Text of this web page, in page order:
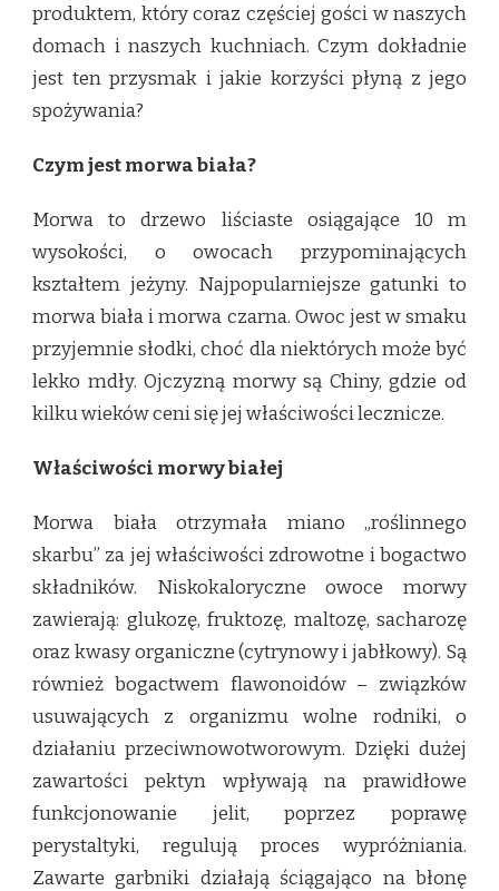
produktem, który coraz częściej gości w naszych
domach i naszych kuchniach. Czym dokładnie
jest ten przysmak i jakie korzyści płyną z jego
spożywania?
Czym jest morwa biała?
Morwa to drzewo liściaste osiągające 10 m
wysokości, o owocach przypominających
kształtem jeżyny. Najpopularniejsze gatunki to
morwa biała i morwa czarna. Owoc jest w smaku
przyjemnie słodki, choć dla niektórych może być
lekko mdły. Ojczyzną morwy są Chiny, gdzie od
kilku wieków ceni się jej właściwości lecznicze.
Właściwości morwy białej
Morwa biała otrzymała miano „roślinnego
skarbu” za jej właściwości zdrowotne i bogactwo
składników. Niskokaloryczne owoce morwy
zawierają: glukozę, fruktozę, maltozę, sacharozę
oraz kwasy organiczne (cytrynowy i jabłkowy). Są
również bogactwem flawonoidów – związków
usuwających z organizmu wolne rodniki, o
działaniu przeciwnowotworowym. Dzięki dużej
zawartości pektyn wpływają na prawidłowe
funkcjonowanie jelit, poprzez poprawę
perystaltyki, regulują proces wypróżniania.
Zawarte garbniki działają ściągająco na błonę